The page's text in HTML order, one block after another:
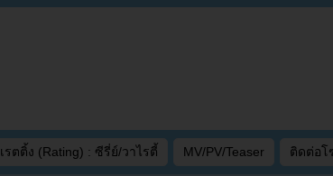
เรตติ้ง (Rating) : ซีรี่ย์/วาไรตี้ MV/PV/Teaser ติดต่อ